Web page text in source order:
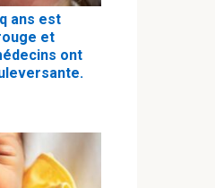
ans est
et
ont